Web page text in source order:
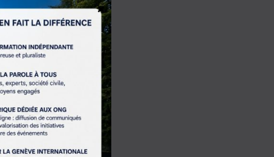
il sous-estime
bel et bien de
une dérive
Trump
×